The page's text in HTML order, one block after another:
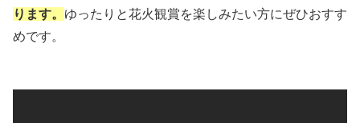
ります。 ゆったりと花火観賞を楽しみたい方にぜひおすす
めです。